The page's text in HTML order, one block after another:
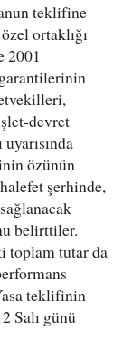
teklifine
ortaklığı
2001
devret
özünün
şerhinde,
belirttiler.
toplam tutar da
teklifinin
Salı günü